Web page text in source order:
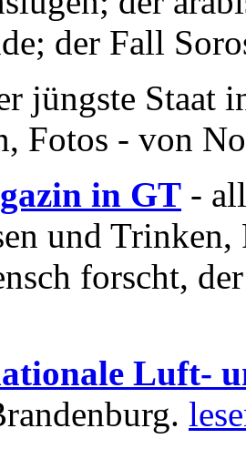
der Fall
jüngste Staat
Fotos - von
in GT -
und
forscht,
Luft-